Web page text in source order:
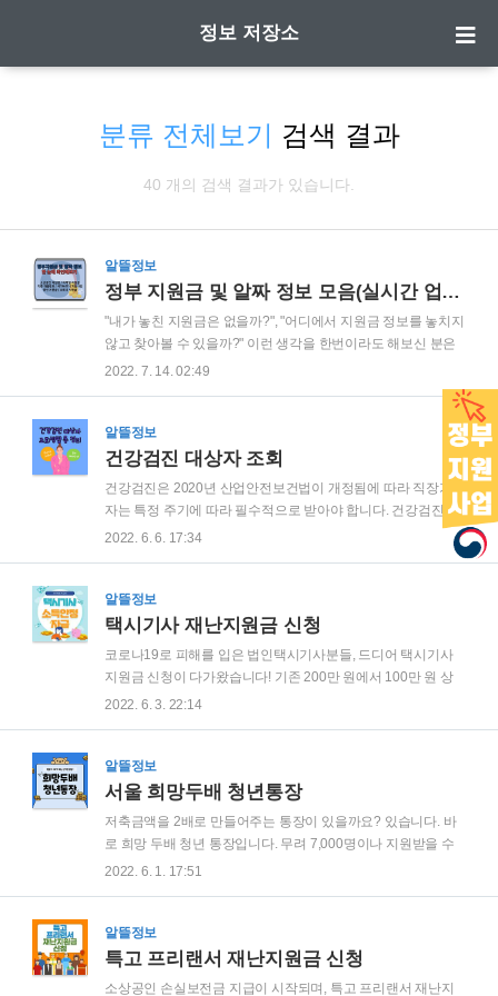
정보 저장소
분류 전체보기 검색 결과
40 개의 검색 결과가 있습니다.
알뜰정보
정부 지원금 및 알짜 정보 모음(실시간 업데이트)
"내가 놓친 지원금은 없을까?", "어디에서 지원금 정보를 놓치지
않고 찾아볼 수 있을까?" 이런 생각을 한번이라도 해보신 분은
지금부터의 내용에 1분만 집중하시면 수십, 수백만원 이상의 지
원금을 받아가실 수 있습니다. 요즘 지원금의 종류가 너무 많고,
돈이 되는 알짜 정보가 너무 다양해서 이번 기회에 섹터별로 정
리해보았습니다. 소상공인 지원금, 코로나 지원금, 국가바우처
지원사업, 각종 대출정보, 지역별 지원금, 청년 지원금 섹터로
정리해 보았고 실시간으로 정보들을 빠르게 업데이트 하려고
합니다. 3분만 꼼꼼하게 확인하신다면 수십, 수백가지의 정보들
을 통해 수백만원 이상의 가치를 얻어가실 수 있습니다. 소상공
인 손실보전금, 소상공인 희망플러스 특례보증 등 다양한 소상
공인 관련 정보 모음 안내 지역별 진..
2022. 7. 14. 02:49
알뜰정보
건강검진 대상자 조회
건강검진은 2020년 산업안전보건법이 개정됨에 따라 직장가입
자는 특정 주기에 따라 필수적으로 받아야 합니다. 건강검진을
받지 않는 경우 과태료가 두 배 가까이 올랐습니다. 5년간 건강
검진 미수검 횟수에 따라 1회 10만 원, 2회 20만 원, 3회 30만 원
은 사업주에게는 1천만 원의 과태료가 부과됩니다. 하지만 사업
주가 1년에 2회 이상 건강 검진에 대해 안내했다면 이는 근로자
다. 이렇듯 비싼 과태료를 내지 않기 위해서는 건강검진 대상자
조회를 제대로 확인해야 합니다. 2021년 국가 건강검진이 한시
적으로 올해 6월 30일까지 연장되었으며, 기간이 많이 남지 않
았으니 건강검진 대상자 ..
2022. 6. 6. 17:34
알뜰정보
택시기사 재난지원금 신청
코로나19로 피해를 입은 법인택시기사분들, 드디어 택시기사
지원금 신청이 다가왔습니다! 기존 200만 원에서 100만 원 상
향되어 1인당 300만 원이 지급됩니다. 오늘부터 신청 시작이며,
원 기간 : 6. 3. ~ 6. 14. 📢 잠깐! 꿀팁 빨리 신청하기!!! [전국]
2022년 여행가는 달 추천 자세히 보기👆️ [전국] 일배움카드 신청
👆️ [전국] 청년내일저축계좌 신청 자세히 보기👆️ 택시기사 지원
금은? 17개 광역자체단체는 오늘, 6월 3일부터 택시기사 지원
사업을 실시합니다. 코로나19로 피해를 입은 ..
2022. 6. 3. 22:14
알뜰정보
서울 희망두배 청년통장
저축금액을 2배로 만들어주는 통장이 있을까요? 있습니다. 바
로 희망 두배 청년 통장입니다. 무려 7,000명이나 지원받을 수
있으며 1,080만 원을 적립할 수 있습니다. 내일부터 신청이니
년 지원 (1,080만 원) ※ 잠깐! 이 외에도 다양한 혜택 정보가 있
으니 참고하세요! [전국] 소상공인 손실보전금 신청 자세히 보기
2022. 6. 1. 17:51
알뜰정보
특고 프리랜서 재난지원금 신청
소상공인 손실보전금 지급이 시작되며, 특고 프리랜서 재난지